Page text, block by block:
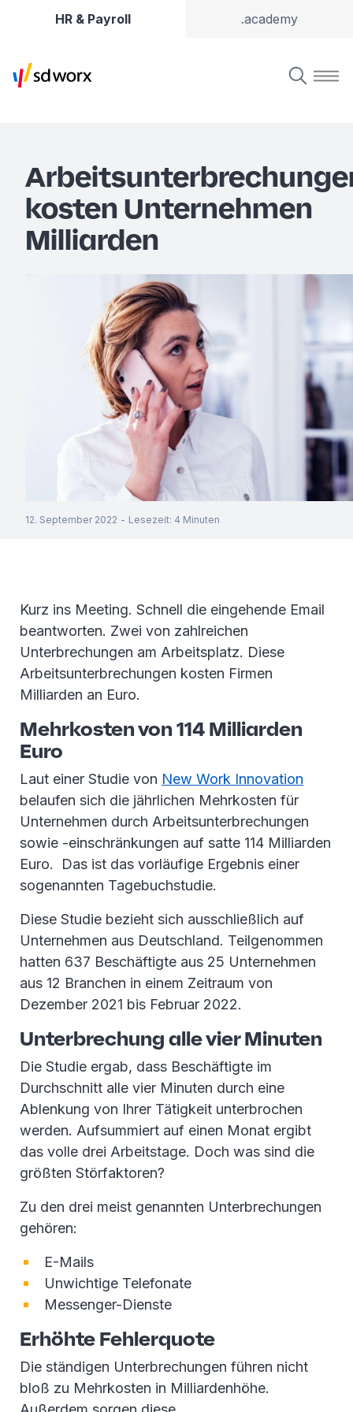
HR & Payroll .academy
kosten Unternehmen
Milliarden
12. September 2022 - Lesezeit: 4 Minuten
Kurz ins Meeting. Schnell die eingehende Email
beantworten. Zwei von zahlreichen
Unterbrechungen am Arbeitsplatz. Diese
Arbeitsunterbrechungen kosten Firmen
Milliarden an Euro.
Mehrkosten von 114 Milliarden
Euro
Laut einer Studie von New Work Innovation
belaufen sich die jährlichen Mehrkosten für
Unternehmen durch Arbeitsunterbrechungen
sowie -einschränkungen auf satte 114 Milliarden
Euro. Das ist das vorläufige Ergebnis einer
sogenannten Tagebuchstudie.
Diese Studie bezieht sich ausschließlich auf
Unternehmen aus Deutschland. Teilgenommen
hatten 637 Beschäftigte aus 25 Unternehmen
aus 12 Branchen in einem Zeitraum von
Dezember 2021 bis Februar 2022.
Unterbrechung alle vier Minuten
Die Studie ergab, dass Beschäftigte im
Durchschnitt alle vier Minuten durch eine
Ablenkung von Ihrer Tätigkeit unterbrochen
werden. Aufsummiert auf einen Monat ergibt
das volle drei Arbeitstage. Doch was sind die
größten Störfaktoren?
Zu den drei meist genannten Unterbrechungen
gehören:
E-Mails
Unwichtige Telefonate
Messenger-Dienste
Erhöhte Fehlerquote
Die ständigen Unterbrechungen führen nicht
bloß zu Mehrkosten in Milliardenhöhe.